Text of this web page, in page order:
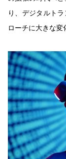
り、デジタルト
ローチに大きな変